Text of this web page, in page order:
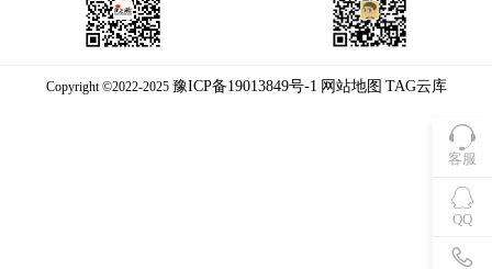
客服
QQ
Copyright ©2022-2025 豫ICP备19013849号-1 网站地图 TAG云库